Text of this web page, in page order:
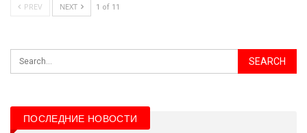
PREV NEXT 1 of 11
ПОСЛЕДНИЕ НОВОСТИ